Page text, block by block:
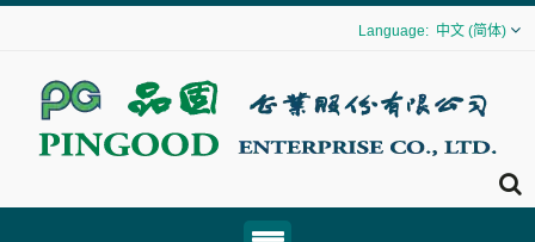
中文 (简体)